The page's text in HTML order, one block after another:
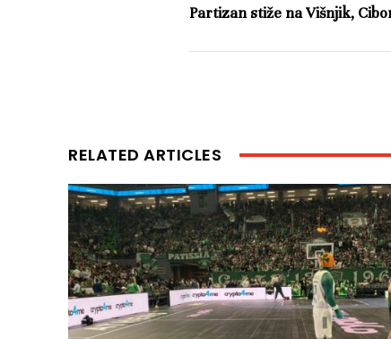
Partizan stiže na Višnjik,
RELATED ARTICLES